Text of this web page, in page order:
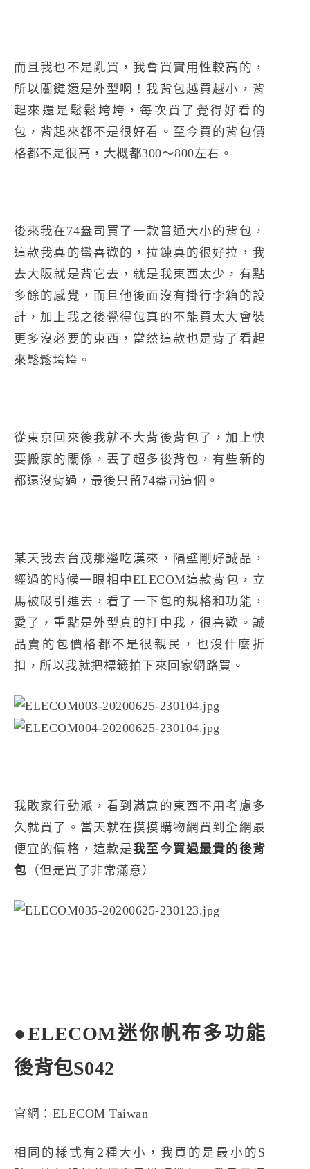
而且我也不是亂買，我會買實用性較高的，
所以關鍵還是外型啊！我背包越買越小，背
起來還是鬆鬆垮垮，每次買了覺得好看的
包，背起來都不是很好看。至今買的背包價
格都不是很高，大概都300～800左右。
後來我在74盎司買了一款普通大小的背包，
這款我真的蠻喜歡的，拉鍊真的很好拉，我
去大阪就是背它去，就是我東西太少，有點
多餘的感覺，而且他後面沒有掛行李箱的設
計，加上我之後覺得包真的不能買太大會裝
更多沒必要的東西，當然這款也是背了看起
來鬆鬆垮垮。
從東京回來後我就不大背後背包了，加上快
要搬家的關係，丟了超多後背包，有些新的
都還沒背過，最後只留74盎司這個。
某天我去台茂那邊吃漢來，隔壁剛好誠品，
經過的時候一眼相中ELECOM這款背包，立
馬被吸引進去，看了一下包的規格和功能，
愛了，重點是外型真的打中我，很喜歡。誠
品賣的包價格都不是很親民，也沒什麼折
扣，所以我就把標籤拍下來回家網路買。
我敗家行動派，看到滿意的東西不用考慮多
久就買了。當天就在摸摸購物網買到全網最
便宜的價格，這款是我至今買過最貴的後背
包 （但是買了非常滿意）
●ELECOM迷你帆布多功能
後背包S042
官網： ELECOM Taiwan
相同的樣式有2種大小，我買的是最小的S